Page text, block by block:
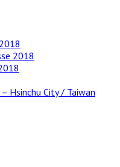
2018
Hsinchu City / Taiwan